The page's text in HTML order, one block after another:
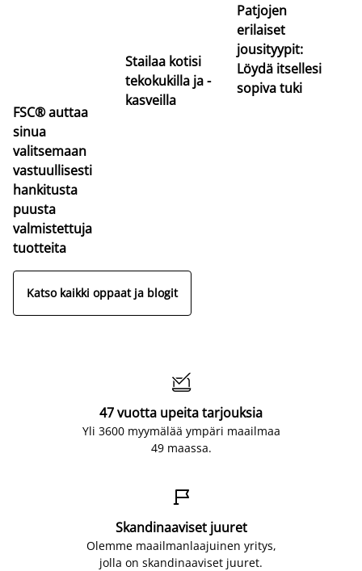
FSC® auttaa
sinua
valitsemaan
vastuullisesti
hankitusta
puusta
valmistettuja
tuotteita
Stailaa kotisi
tekokukilla ja -
kasveilla
Patjojen
erilaiset
jousityypit:
Löydä itsellesi
sopiva tuki
Katso kaikki oppaat ja blogit

47 vuotta upeita tarjouksia
Yli 3600 myymälää ympäri maailmaa
49 maassa.

Skandinaaviset juuret
Olemme maailmanlaajuinen yritys,
jolla on skandinaaviset juuret.